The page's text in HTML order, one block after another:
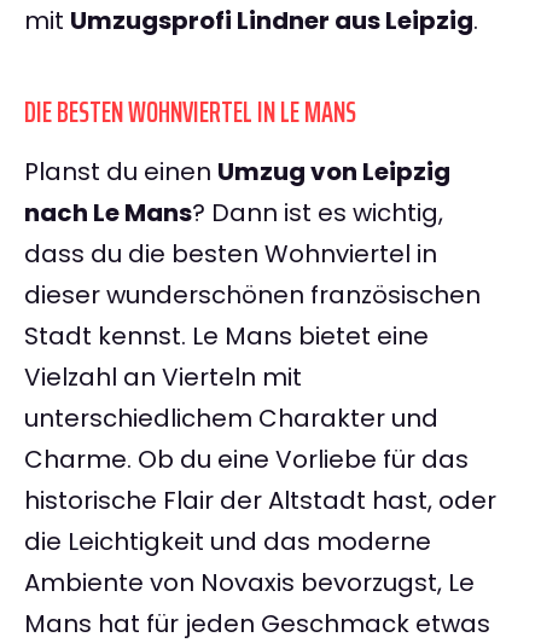
mit Umzugsprofi Lindner aus Leipzig.
DIE BESTEN WOHNVIERTEL IN LE MANS
Planst du einen Umzug von Leipzig
nach Le Mans? Dann ist es wichtig,
dass du die besten Wohnviertel in
dieser wunderschönen französischen
Stadt kennst. Le Mans bietet eine
Vielzahl an Vierteln mit
unterschiedlichem Charakter und
Charme. Ob du eine Vorliebe für das
historische Flair der Altstadt hast, oder
die Leichtigkeit und das moderne
Ambiente von Novaxis bevorzugst, Le
Mans hat für jeden Geschmack etwas